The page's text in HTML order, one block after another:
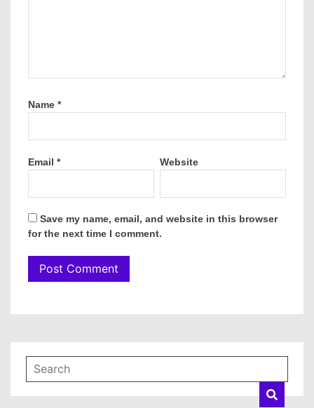
Name *
Email * Website
Save my name, email, and website in this browser
for the next time I comment.